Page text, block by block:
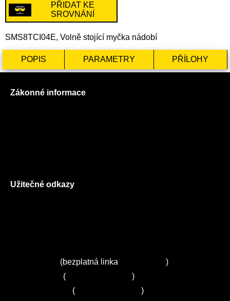
PŘIDAT KE
SROVNÁNÍ
SMS8TCI04E, Volně stojící myčka nádobí
POPIS PARAMETRY PŘÍLOHY
Zákonné informace
Užitečné odkazy
(bezplatná linka
)
(
)
(
)